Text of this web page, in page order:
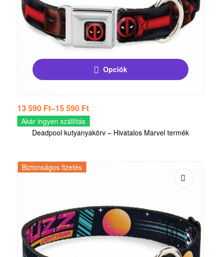
Opciók
13 590 Ft–15 590 Ft
Akár ingyen szállítás
Deadpool kutyanyakörv – Hivatalos Marvel termék
Biztonságos fizetés